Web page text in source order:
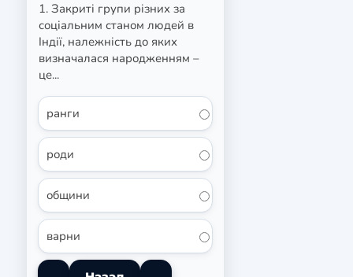
1. Закриті групи різних за
соціальним станом людей в
Індії, належність до яких
визначалася народженням –
це...
ранги
роди
общини
варни